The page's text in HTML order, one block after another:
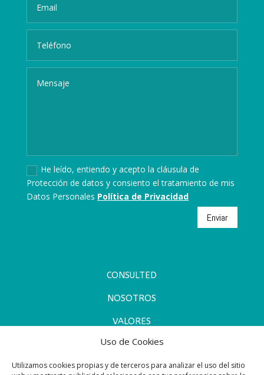
Uso de Cookies
Utilizamos cookies propias y de terceros para analizar el uso del sitio
He leído, entiendo y acepto la cláusula de
Protección de datos y consiento el tratamiento de mis
Datos Personales Política de Privacidad
Enviar
CONSULTED
NOSOTROS
VALORES
COOPERACIÓN Y ALIANZAS
NOTICIAS